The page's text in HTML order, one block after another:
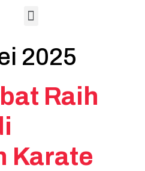
2025
Raih
Karate